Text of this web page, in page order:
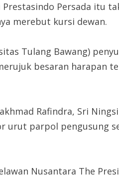
Persada itu
merebut kursi dewan.
Tulang Bawang)
besaran harapan
Rafindra, Sri
urut parpol pengusung
Nusantara The